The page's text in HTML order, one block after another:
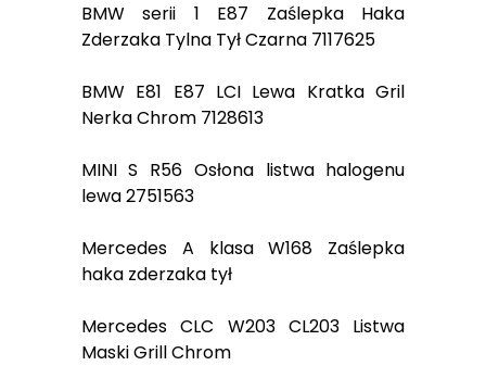
BMW serii 1 E87 Zaślepka Haka
Zderzaka Tylna Tył Czarna 7117625
BMW E81 E87 LCI Lewa Kratka Gril
Nerka Chrom 7128613
MINI S R56 Osłona listwa halogenu
lewa 2751563
Mercedes A klasa W168 Zaślepka
haka zderzaka tył
Mercedes CLC W203 CL203 Listwa
Maski Grill Chrom